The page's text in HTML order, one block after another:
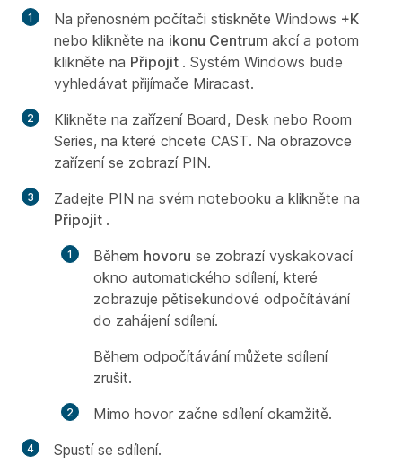
Na přenosném počítači stiskněte Windows +K
nebo klikněte na ikonu Centrum akcí a potom
klikněte na Připojit . Systém Windows bude
vyhledávat přijímače Miracast.
Klikněte na zařízení Board, Desk nebo Room
Series, na které chcete CAST. Na obrazovce
zařízení se zobrazí PIN.
Zadejte PIN na svém notebooku a klikněte na
Připojit .
Během hovoru se zobrazí vyskakovací
okno automatického sdílení, které
zobrazuje pětisekundové odpočítávání
do zahájení sdílení.
Během odpočítávání můžete sdílení
zrušit.
Mimo hovor začne sdílení okamžitě.
Spustí se sdílení.